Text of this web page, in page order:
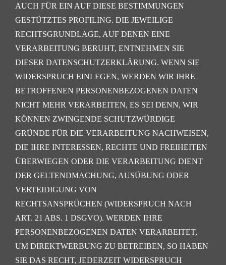
AUCH FÜR EIN AUF DIESE BESTIMMUNGEN
GESTÜTZTES PROFILING. DIE JEWEILIGE
RECHTSGRUNDLAGE, AUF DENEN EINE
VERARBEITUNG BERUHT, ENTNEHMEN SIE
DIESER DATENSCHUTZERKLÄRUNG. WENN SIE
WIDERSPRUCH EINLEGEN, WERDEN WIR IHRE
BETROFFENEN PERSONENBEZOGENEN DATEN
NICHT MEHR VERARBEITEN, ES SEI DENN, WIR
KÖNNEN ZWINGENDE SCHUTZWÜRDIGE
GRÜNDE FÜR DIE VERARBEITUNG NACHWEISEN,
DIE IHRE INTERESSEN, RECHTE UND FREIHEITEN
ÜBERWIEGEN ODER DIE VERARBEITUNG DIENT
DER GELTENDMACHUNG, AUSÜBUNG ODER
VERTEIDIGUNG VON
RECHTSANSPRÜCHEN (WIDERSPRUCH NACH
ART. 21 ABS. 1 DSGVO). WERDEN IHRE
PERSONENBEZOGENEN DATEN VERARBEITET,
UM DIREKTWERBUNG ZU BETREIBEN, SO HABEN
SIE DAS RECHT, JEDERZEIT WIDERSPRUCH